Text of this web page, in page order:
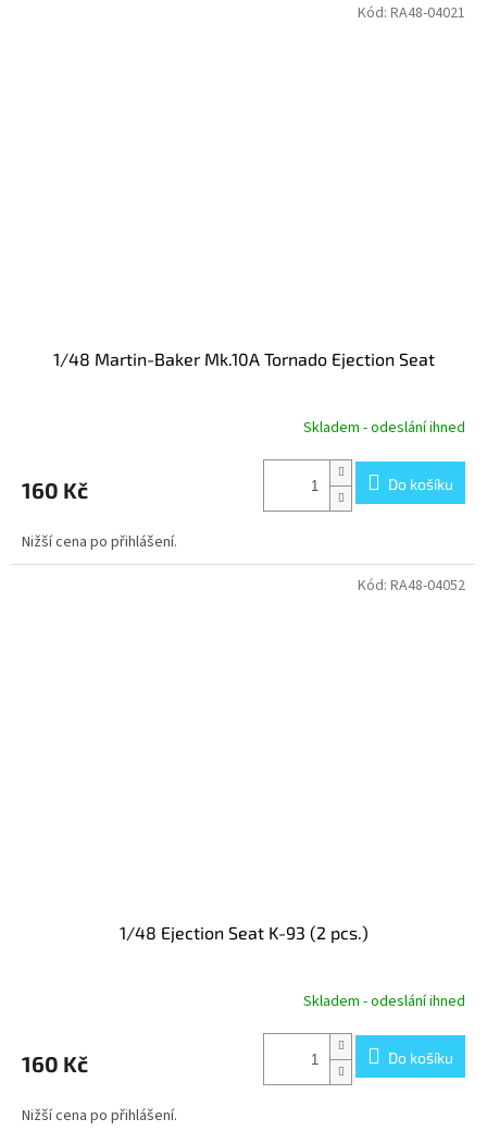
1/48 Martin-Baker Mk.10A Tornado Ejection Seat
Skladem - odeslání ihned
160 Kč Do košíku
Nižší cena po přihlášení.
Kód: RA48-04021
1/48 Ejection Seat K-93 (2 pcs.)
Skladem - odeslání ihned
160 Kč Do košíku
Nižší cena po přihlášení.
Kód: RA48-04052